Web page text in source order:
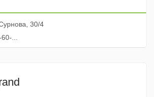
30/4
...